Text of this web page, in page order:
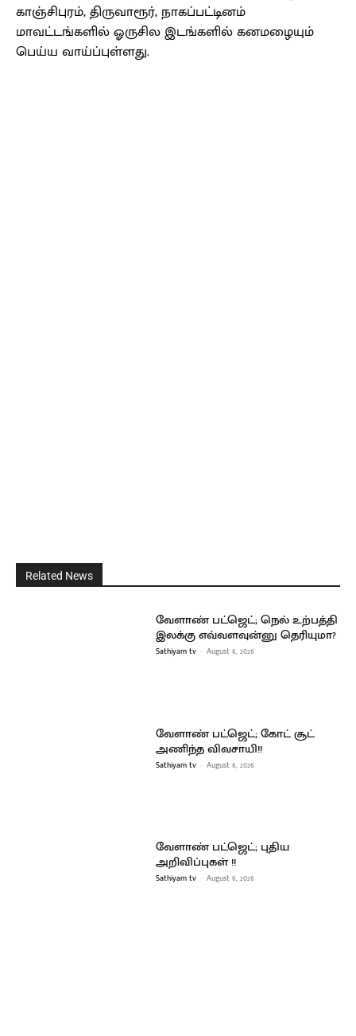
காஞ்சிபுரம், திருவாரூர், நாகப்பட்டினம்
மாவட்டங்களில் ஓருசில இடங்களில் கனமழையும்
பெய்ய வாய்ப்புள்ளது.
Related News
வேளாண் பட்ஜெட்; நெல் உற்பத்தி
இலக்கு எவ்வளவுன்னு தெரியுமா?
Sathiyam tv - August 6, 2026
வேளாண் பட்ஜெட்; கோட் சூட்
அணிந்த விவசாயி!!
Sathiyam tv - August 6, 2026
வேளாண் பட்ஜெட்; புதிய
அறிவிப்புகள் !!
Sathiyam tv - August 6, 2026